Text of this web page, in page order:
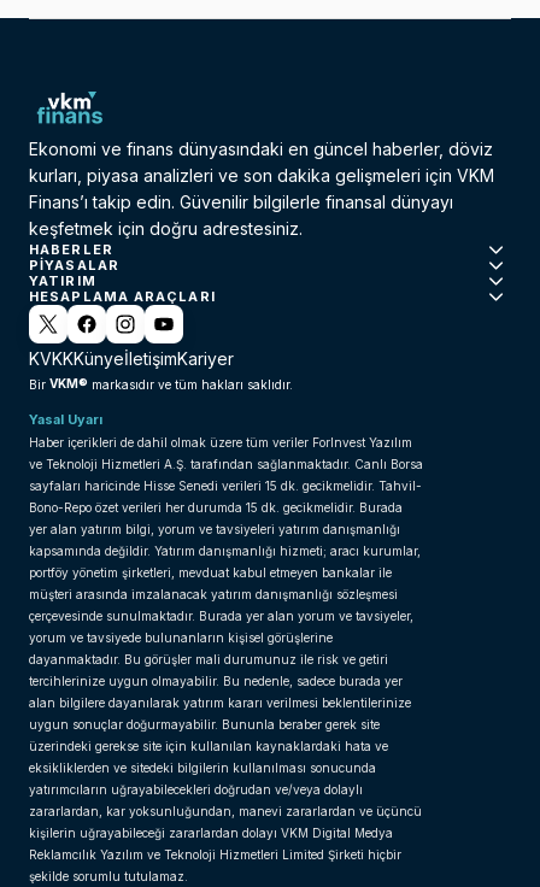
Ekonomi ve finans dünyasındaki en güncel haberler, döviz
kurları, piyasa analizleri ve son dakika gelişmeleri için VKM
Finans’ı takip edin. Güvenilir bilgilerle finansal dünyayı
keşfetmek için doğru adrestesiniz.
HABERLER
PIYASALAR
YATIRIM
HESAPLAMA ARAÇLARI
KVKKKünyeİletişimKariyer
Bir VKM® markasıdır ve tüm hakları saklıdır.
Yasal Uyarı
Haber içerikleri de dahil olmak üzere tüm veriler ForInvest Yazılım
ve Teknoloji Hizmetleri A.Ş. tarafından sağlanmaktadır. Canlı Borsa
sayfaları haricinde Hisse Senedi verileri 15 dk. gecikmelidir. Tahvil-
Bono-Repo özet verileri her durumda 15 dk. gecikmelidir. Burada
yer alan yatırım bilgi, yorum ve tavsiyeleri yatırım danışmanlığı
kapsamında değildir. Yatırım danışmanlığı hizmeti; aracı kurumlar,
portföy yönetim şirketleri, mevduat kabul etmeyen bankalar ile
müşteri arasında imzalanacak yatırım danışmanlığı sözleşmesi
çerçevesinde sunulmaktadır. Burada yer alan yorum ve tavsiyeler,
yorum ve tavsiyede bulunanların kişisel görüşlerine
dayanmaktadır. Bu görüşler mali durumunuz ile risk ve getiri
tercihlerinize uygun olmayabilir. Bu nedenle, sadece burada yer
alan bilgilere dayanılarak yatırım kararı verilmesi beklentilerinize
uygun sonuçlar doğurmayabilir. Bununla beraber gerek site
üzerindeki gerekse site için kullanılan kaynaklardaki hata ve
eksikliklerden ve sitedeki bilgilerin kullanılması sonucunda
yatırımcıların uğrayabilecekleri doğrudan ve/veya dolaylı
zararlardan, kar yoksunluğundan, manevi zararlardan ve üçüncü
kişilerin uğrayabileceği zararlardan dolayı VKM Digital Medya
Reklamcılık Yazılım ve Teknoloji Hizmetleri Limited Şirketi hiçbir
şekilde sorumlu tutulamaz.